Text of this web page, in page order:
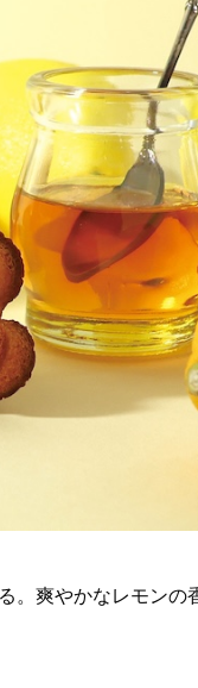
。爽やかなレモンの